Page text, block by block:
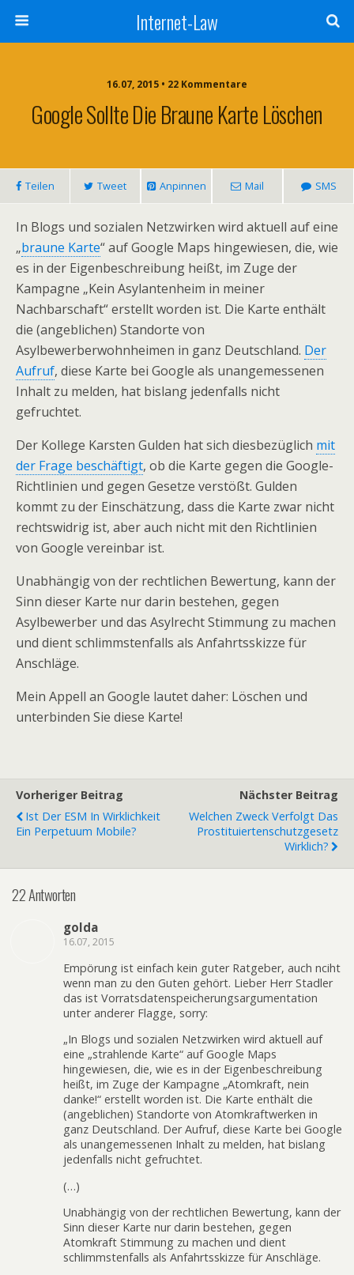
Internet-Law
16.07, 2015 • 22 Kommentare
Google Sollte Die Braune Karte Löschen
Teilen Tweet Anpinnen Mail SMS
In Blogs und sozialen Netzwirken wird aktuell auf eine
„braune Karte“ auf Google Maps hingewiesen, die, wie
es in der Eigenbeschreibung heißt, im Zuge der
Kampagne „Kein Asylantenheim in meiner
Nachbarschaft“ erstellt worden ist. Die Karte enthält
die (angeblichen) Standorte von
Asylbewerberwohnheimen in ganz Deutschland. Der
Aufruf, diese Karte bei Google als unangemessenen
Inhalt zu melden, hat bislang jedenfalls nicht
gefruchtet.
Der Kollege Karsten Gulden hat sich diesbezüglich mit
der Frage beschäftigt, ob die Karte gegen die Google-
Richtlinien und gegen Gesetze verstößt. Gulden
kommt zu der Einschätzung, dass die Karte zwar nicht
rechtswidrig ist, aber auch nicht mit den Richtlinien
von Google vereinbar ist.
Unabhängig von der rechtlichen Bewertung, kann der
Sinn dieser Karte nur darin bestehen, gegen
Asylbewerber und das Asylrecht Stimmung zu machen
und dient schlimmstenfalls als Anfahrtsskizze für
Anschläge.
Mein Appell an Google lautet daher: Löschen und
unterbinden Sie diese Karte!
Vorheriger Beitrag
Ist Der ESM In Wirklichkeit
Ein Perpetuum Mobile?
Nächster Beitrag
Welchen Zweck Verfolgt Das
Prostituiertenschutzgesetz
Wirklich?
22 Antworten
golda
16.07, 2015
Empörung ist einfach kein guter Ratgeber, auch nciht
wenn man zu den Guten gehört. Lieber Herr Stadler
das ist Vorratsdatenspeicherungsargumentation
unter anderer Flagge, sorry:
„In Blogs und sozialen Netzwirken wird aktuell auf
eine „strahlende Karte“ auf Google Maps
hingewiesen, die, wie es in der Eigenbeschreibung
heißt, im Zuge der Kampagne „Atomkraft, nein
danke!“ erstellt worden ist. Die Karte enthält die
(angeblichen) Standorte von Atomkraftwerken in
ganz Deutschland. Der Aufruf, diese Karte bei Google
als unangemessenen Inhalt zu melden, hat bislang
jedenfalls nicht gefruchtet.
(…)
Unabhängig von der rechtlichen Bewertung, kann der
Sinn dieser Karte nur darin bestehen, gegen
Atomkraft Stimmung zu machen und dient
schlimmstenfalls als Anfahrtsskizze für Anschläge.